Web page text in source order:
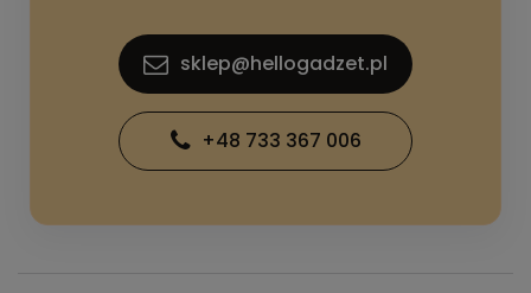
sklep@hellogadzet.pl
+48 733 367 006